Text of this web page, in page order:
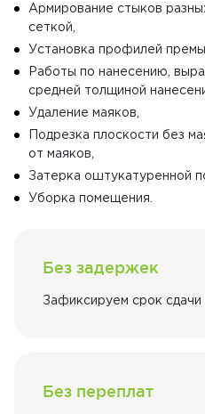
Армирование стыков
сеткой,
Установка профилей
Работы по нанесению,
средней толщиной
Удаление маяков,
Подрезка плоскости без
от маяков,
Затерка оштукатуренной
Уборка помещения.
Без задержек
Зафиксируем срок
Без переплат